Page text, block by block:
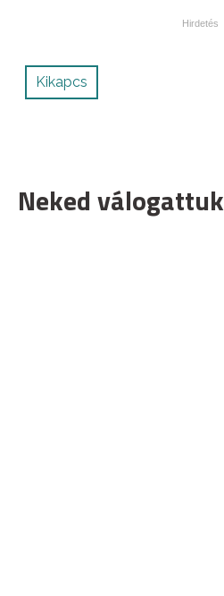
Kikapcs
Neked válogattuk